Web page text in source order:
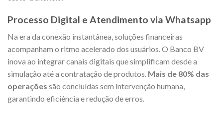
Processo Digital e Atendimento via Whatsapp
Na era da conexão instantânea, soluções financeiras
acompanham o ritmo acelerado dos usuários. O Banco BV
inova ao integrar canais digitais que simplificam desde a
simulação até a contratação de produtos. Mais de 80% das
operações são concluídas sem intervenção humana,
garantindo eficiência e redução de erros.